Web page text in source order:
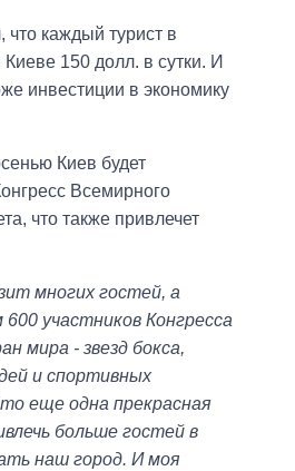
что каждый турист в
150 долл. в сутки. И
инвестиции в экономику
Киев будет
Всемирного
что также привлечет
многих гостей, а
участников Конгресса
мира - звезд бокса,
и спортивных
еще одна прекрасная
больше гостей в
наш город. И моя